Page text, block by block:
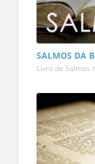
SALMOS DA
Livro de Salmos